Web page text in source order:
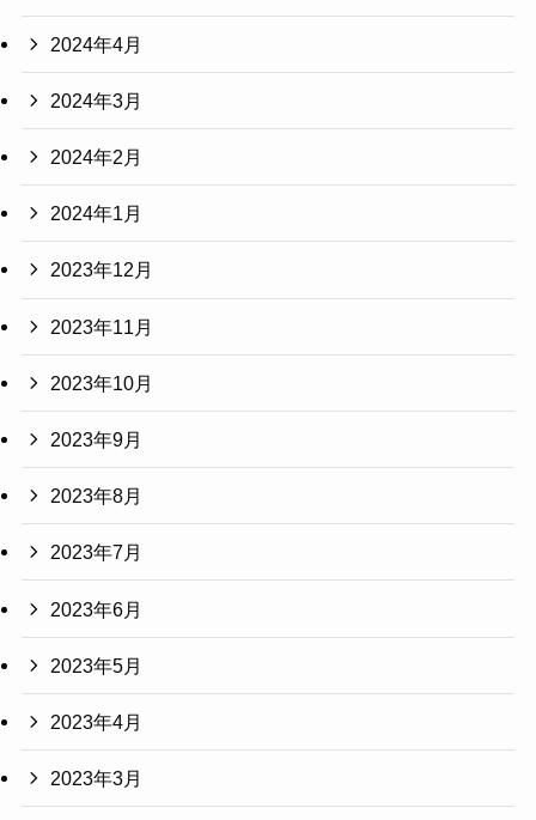
2024年4月
2024年3月
2024年2月
2024年1月
2023年12月
2023年11月
2023年10月
2023年9月
2023年8月
2023年7月
2023年6月
2023年5月
2023年4月
2023年3月